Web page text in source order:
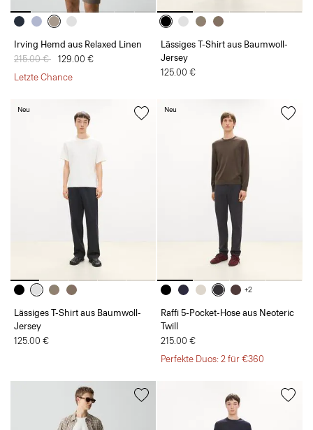
Irving Hemd aus Relaxed Linen
Preis reduziert von
215.00 € auf
129.00 €
Letzte Chance
Lässiges T-Shirt aus Baumwoll-
Jersey
125.00 €
Lässiges T-Shirt aus Baumwoll-
Jersey
125.00 €
Neu
+2
Raffi 5-Pocket-Hose aus Neoteric
Twill
215.00 €
Perfekte Duos: 2 für €360
Neu